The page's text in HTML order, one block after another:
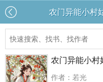
农门异能小村
农门异能小村
作者：若光